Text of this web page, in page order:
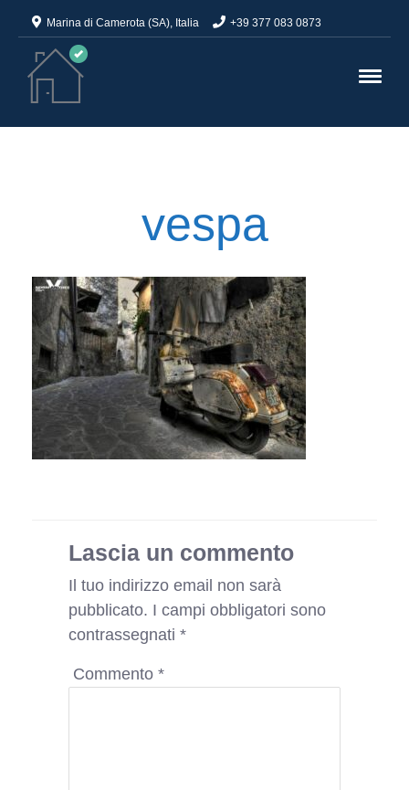
Marina di Camerota (SA), Italia +39 377 083 0873
vespa
Lascia un commento
Il tuo indirizzo email non sarà
pubblicato. I campi obbligatori sono
contrassegnati *
Commento *